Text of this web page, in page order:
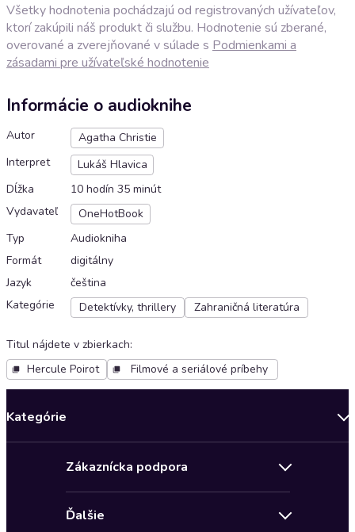
Všetky hodnotenia pochádzajú od registrovaných užívateľov,
ktorí zakúpili náš produkt či službu. Hodnotenie sú zberané,
overované a zverejňované v súlade s Podmienkami a
zásadami pre užívateľské hodnotenie
Informácie o audioknihe
Autor
Agatha Christie
Interpret
Lukáš Hlavica
Dĺžka
10 hodín 35 minút
Vydavateľ
OneHotBook
Typ
Audiokniha
Formát
digitálny
Jazyk
čeština
Kategórie
Detektívky, thrillery Zahraničná literatúra
Titul nájdete v zbierkach:
Hercule Poirot
Filmové a seriálové príbehy
Kategórie
Zákaznícka podpora
Ďalšie